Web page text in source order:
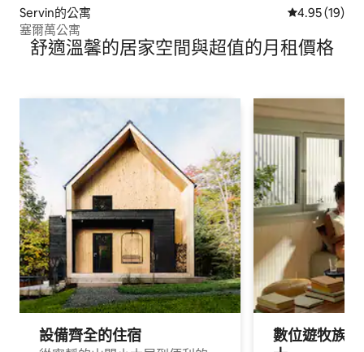
Servin的公寓 從 19 則評價
4.95 (19)
塞爾萬公寓
舒適溫馨的居家空間與超值的月租價格
設備齊全的住宿
數位遊牧族